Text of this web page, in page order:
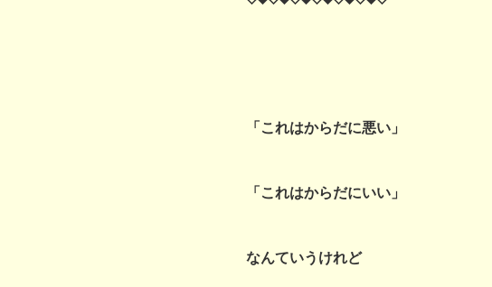
「これはからだに悪い」
「これはからだにいい」
なんていうけれど